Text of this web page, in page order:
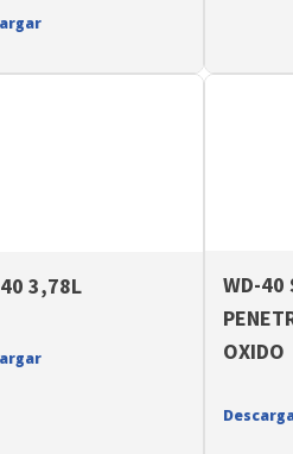
3,78L
WD-40
OXIDO